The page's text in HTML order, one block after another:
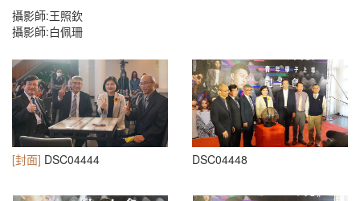
攝影師:王照欽
攝影師:白佩珊
[封面] DSC04444 DSC04448